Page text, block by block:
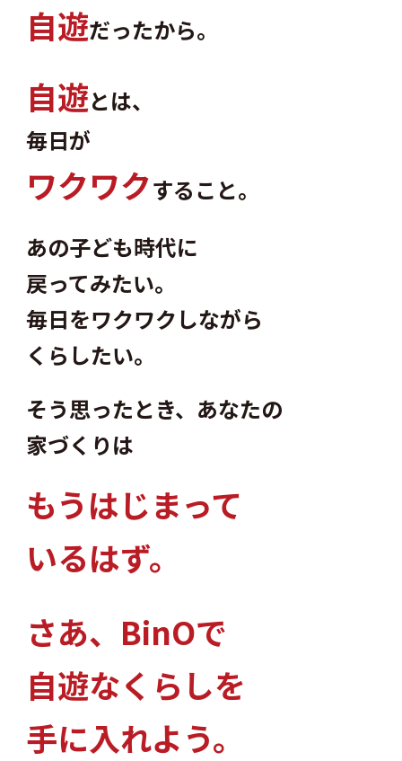
自遊だったから。
自遊とは、
毎日が
ワクワクすること。
あの子ども時代に
戻ってみたい。
毎日をワクワクしながら
くらしたい。
そう思ったとき、あなたの
家づくりは
もうはじまって
いるはず。
さあ、 BinOで
自遊なくらしを
手に入れよう。